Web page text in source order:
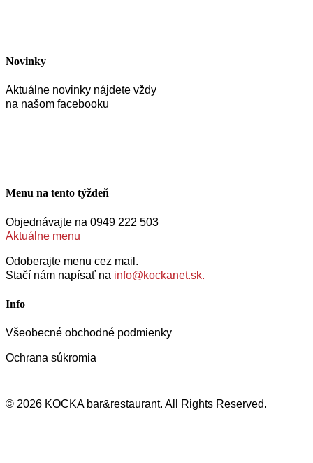
Novinky
Aktuálne novinky nájdete vždy
na našom facebooku
Menu na tento týždeň
Objednávajte na 0949 222 503
Aktuálne menu
Odoberajte menu cez mail.
Stačí nám napísať na info@kockanet.sk.
Info
Všeobecné obchodné podmienky
Ochrana súkromia
© 2026 KOCKA bar&restaurant. All Rights Reserved.